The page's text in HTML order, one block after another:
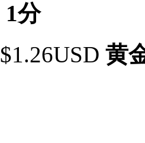
1分
$1.26USD 黄